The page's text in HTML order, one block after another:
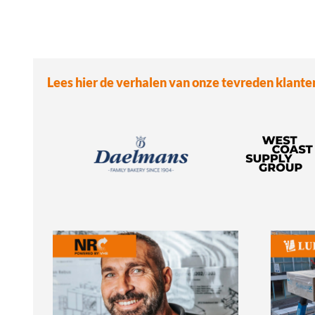
Lees hier de verhalen van onze tevreden